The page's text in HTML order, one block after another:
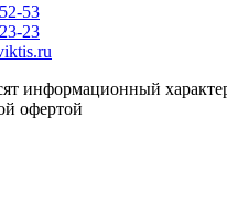
53
23
информационный
офертой